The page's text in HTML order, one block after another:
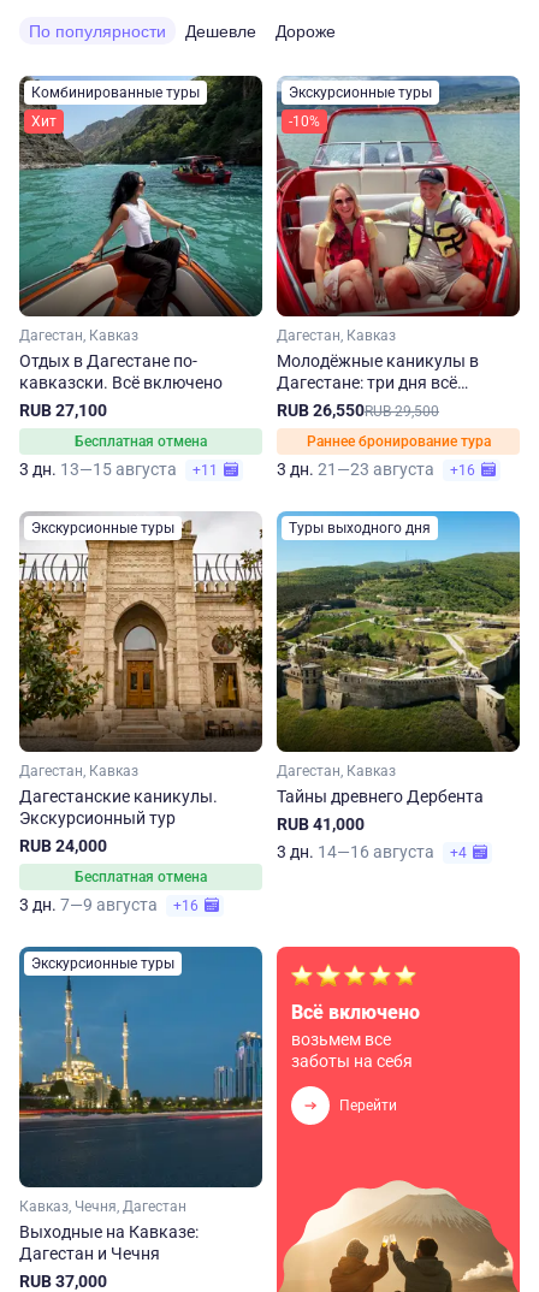
По популярности Дешевле Дороже
Комбинированные туры
Хит
Дагестан, Кавказ
Отдых в Дагестане по-
кавказски. Всё включено
RUB 27,100
Бесплатная отмена
3 дн. 13—15 августа +11
Экскурсионные туры
-10%
Дагестан, Кавказ
Молодёжные каникулы в
Дагестане: три дня всё
включено
RUB 26,550RUB 29,500
Раннее бронирование тура
3 дн. 21—23 августа +16
Экскурсионные туры
Дагестан, Кавказ
Дагестанские каникулы.
Экскурсионный тур
RUB 24,000
Бесплатная отмена
3 дн. 7—9 августа +16
Туры выходного дня
Дагестан, Кавказ
Тайны древнего Дербента
RUB 41,000
3 дн. 14—16 августа +4
Экскурсионные туры
Кавказ, Чечня, Дагестан
Выходные на Кавказе:
Дагестан и Чечня
RUB 37,000
Всё включено
возьмем все
заботы на себя
Перейти